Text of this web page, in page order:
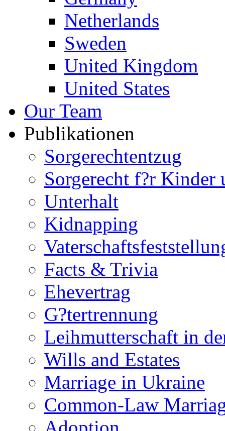
Netherlands
Sweden
United Kingdom
United States
Our Team
Publikationen
Sorgerechtentzug
Sorgerecht f?r Kinder
Unterhalt
Kidnapping
Facts & Trivia
Ehevertrag
G?tertrennung
Leihmutterschaft in
Wills and Estates
Marriage in Ukraine
Common-Law